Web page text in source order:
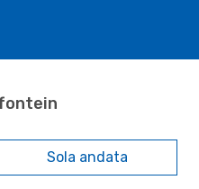
Sola andata